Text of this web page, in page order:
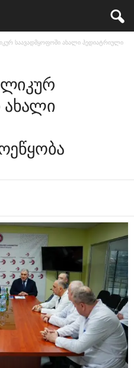
საავადმყოფოში ახალი პედიატრიული
ახალი